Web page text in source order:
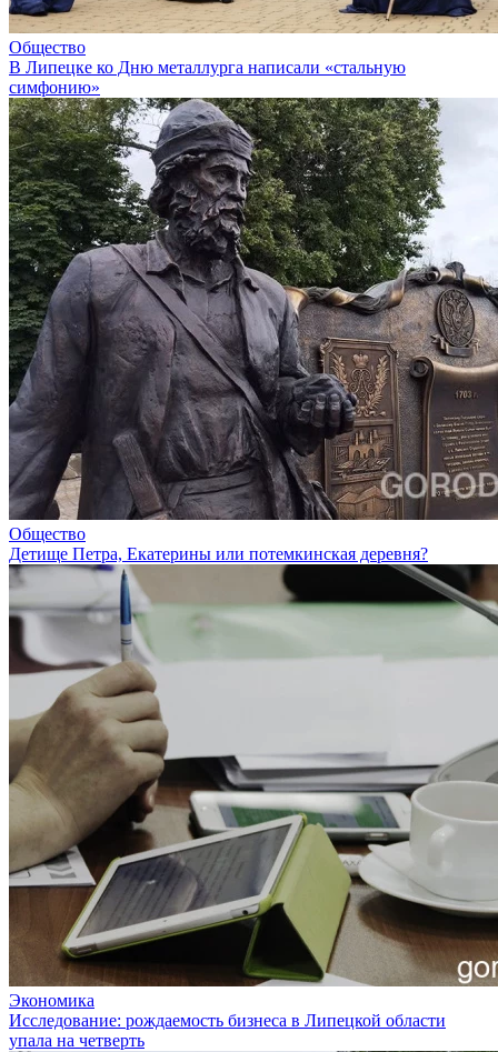
Общество
В Липецке ко Дню металлурга написали «стальную
симфонию»
Общество
Детище Петра, Екатерины или потемкинская деревня?
Экономика
Исследование: рождаемость бизнеса в Липецкой области
упала на четверть